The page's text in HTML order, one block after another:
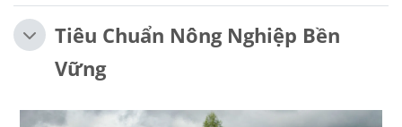
Tiêu Chuẩn Nông Nghiệp Bền
Vững